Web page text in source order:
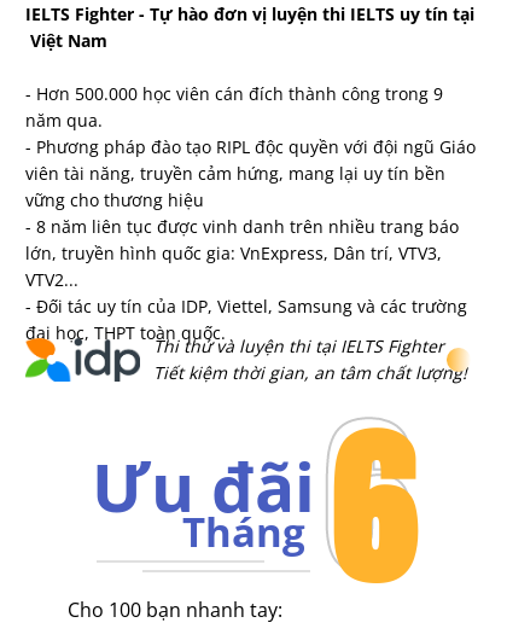
IELTS Fighter - Tự hào đơn vị luyện thi IELTS uy tín tại
Việt Nam
- Hơn 500.000 học viên cán đích thành công trong 9
năm qua.
- Phương pháp đào tạo RIPL độc quyền với đội ngũ Giáo
viên tài năng, truyền cảm hứng, mang lại uy tín bền
vững cho thương hiệu
- 8 năm liên tục được vinh danh trên nhiều trang báo
lớn, truyền hình quốc gia: VnExpress, Dân trí, VTV3,
VTV2...
- Đối tác uy tín của IDP, Viettel, Samsung và các trường
đại học, THPT toàn quốc.
Thi thử và luyện thi tại IELTS Fighter
Tiết kiệm thời gian, an tâm chất lượng!
6
6
Ưu đãi
Tháng
Cho 100 bạn nhanh tay: